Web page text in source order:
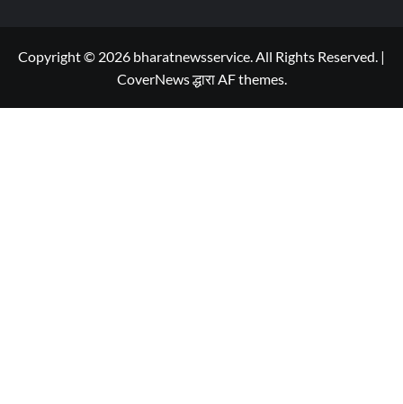
Copyright © 2026 bharatnewsservice. All Rights Reserved. |
CoverNewsद्धारा AF themes.